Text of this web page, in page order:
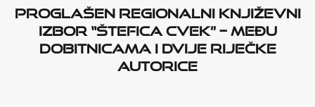
Proglašen regionalni književni
izbor “Štefica Cvek” – Među
dobitnicama i dvije riječke
autorice